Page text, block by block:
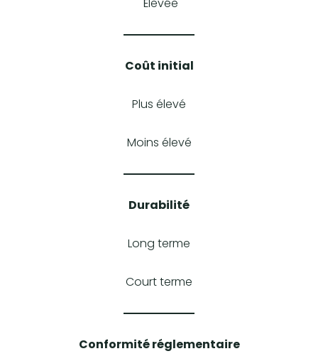
Élevée
Coût initial
Plus élevé
Moins élevé
Durabilité
Long terme
Court terme
Conformité réglementaire